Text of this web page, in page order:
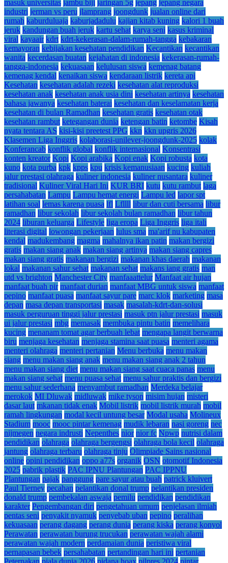
masuk universitas jambu biji jaringan 5g jepang jepang negara
industri jerman vs peru jlamprang joongdunk jualan online dari
rumah kaburduluaja kaburjadadulu kajian kitab kuning kalori 1 buah
jeruk kandungan buah jeruk kartu sehat karya seni kasus kriminal
viral kayaair kdrt kdrt-kekerasan-dalam-rumah-tangga kebakaran
kemayoran kebijakan kesehatan pendidikan Kecantikan kecantikan
wanita kecerdasan buatan kejahatan di indonesia kekerasan-rumah-
tangga-indonesia kekuasaan kelulusan siswa kemenag batang
kemenag kendal kenaikan siswa kendaraan listrik kereta api
Kesehatan kesehatan adalah rezeki kesehatan alat reproduksi
kesehatan anak kesehatan anak usia dini kesehatan artinya kesehatan
bahasa jawanya kesehatan baterai kesehatan dan keselamatan kerja
kesehatan di bulan Ramadhan kesehatan gratis kesehatan otak
kesehatan rambut ketegangan dunia ketengan batin ketombe Kisah
nyata tentara AS kisi-kisi preetest PPG kkn kkn upgris 2026
Klasemen Liga Inggris kolaborasi-unilever-joongdunk-2025 kolak
Konferancab konflik global konflik internasional Konsentrasi
konten kreator Kopi Kopi arabika Kopi enak Kopi robusta kota
kuno kota purba kpk kpps kpu krisis kemanusiaan kucing kuliah
jalur prestasi olahraga kuliner indonesia kuliner nusantara kuliner
tradisional Kuliner Viral Hari Ini KUR BRI kutu kutu rambut laga
persahabatan Lampu Lampu hemat energi Lampu led lapor spt
latihan soal lemas karena puasa lfl Lfllll libur dan cuti bersama libur
ramadhan libur sekolah libur sekolah bulan ramadhan libur tahun
2024 liburan keluarga Lifestyle liga eropa Liga Inggris liga itali
literasi digital lowongan pekerjaan lulus sma ma'arif nu kabupaten
kendal madukembang magma mahalnya ikan patin makan bergizi
gratis makan siang anak makan siang artinya makan siang capres
makan siang gratis makanan bergizi makanan khas daerah makanan
lokal makanan sahur sehat makanan sehat makans iang gratis man
utd vs brighton Manchester City manfaaattelur Manfaat air hujan
manfaat buah pir manfaat durian manfaat MBG untuk siswa manfaat
pepino manfaat puasa manfaat sayur pare marc klok marketing masa
depan masa depan transportasi masak masalah-kdrt-dan-solusi
masuk perguruan tinggi jalur prestasi masuk ptn jalur prestasi masuk
ui jalur prestasi mbg memasak membuka pintu batin memelihara
kucing menanam tomat agar berbuah lebat mengapa langit berwarna
biru menjaga kesehatan menjaga stamina saat puasa menteri agama
menteri olahraga menteri pertanian Menu berbuka menu makan
siang menu makan siang anak menu makan siang anak 2 tahun
menu makan siang diet menu makan siang saat cuaca panas menu
makan siang sehat menu puasa sehat menu sahur praktis dan bergizi
menu sahur sederhana menyambut ramadhan Merdeka belajar
merokok MI Dluwak midluwak mike tyson misim hujan misteri
dasar laut mkanan tidak enak Mobil listrik mobil listrik murah mobil
ramah lingkungan modal kecil untung besar Modal usaha Molineux
Stadium mooc mooc pintar kemenag mudik lebaran nasi goreng nec
nijmegen negara indrusti Nepenthes nior nior fc Npwp nutrisi dalam
pendidikan olahraga olahraga bergengsi olahraga bola kecil olahraga
jantung olahraga terbaru olahraga tinju Olimpiade Sains nasional
online opini pendidikan oppo a77s organik OSN otomotif Indonesia
2025 pabrik plastik PAC IPNU Plantungan PAC IPPNU
Plantungan pajak panggung pare sayur atau buah patrick kluivert
Paul Tierney pecahan pelantikan donal trump pelantikan presiden
donald trump pembekalan aswaja pemilu pendidikan pendidikan
karakter Pengembangan diri pengetahuan umum penjelasan ilmiah
pentas seni penyakit nyamuk penyebab uban pepino peralihan
kekuasaan perang dagang perang dunia perang kiska perang konyol
Perawatan perawatan burung trucukan perawatan wajah alami
perawatan wajah modern perdamaian dunia peristiwa viral
pernapasan bebek persahabatan pertandingan hari ini pertanian
Peternakan piala dunia 2026 pidana hoax pilpres 2024 pintar